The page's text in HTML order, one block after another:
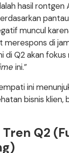
hasil rontgen
muncul
merespons di
di Q2 akan
ini.”
ini
bisnis klien,
Q2